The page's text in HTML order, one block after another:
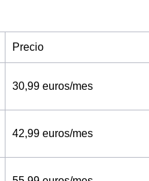
Precio
30,99 euros/mes
42,99 euros/mes